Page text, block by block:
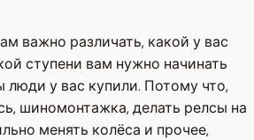
важно различать, какой у вас
ступени вам нужно начинать
люди у вас купили. Потому что,
шиномонтажка, делать релсы на
менять колёса и прочее,